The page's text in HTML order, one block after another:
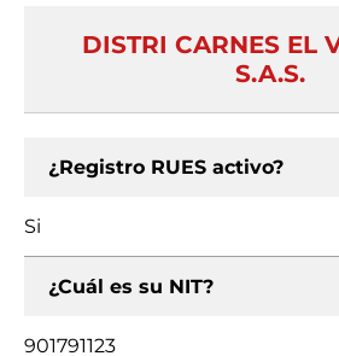
DISTRI CARNES EL
S.A.S.
¿Registro RUES activo?
Si
¿Cuál es su NIT?
901791123